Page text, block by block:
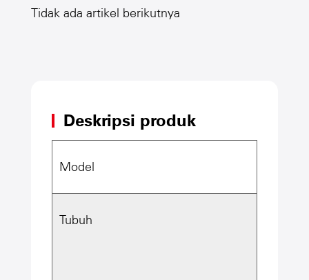
Tidak ada artikel berikutnya
Deskripsi produk
Model
Tubuh